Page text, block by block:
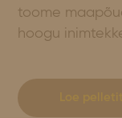
toome
hoogu